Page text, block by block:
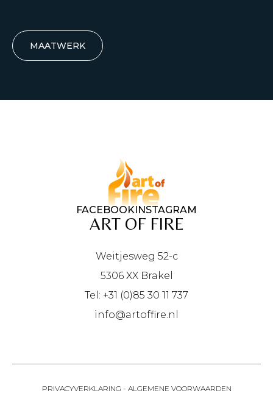
MAATWERK
FACEBOOKINSTAGRAM
ART OF FIRE
Weitjesweg 52-c
5306 XX Brakel
Tel: +31 (0)85 30 11 737
info@artoffire.nl
PRIVACYVERKLARING - ALGEMENE VOORWAARDEN